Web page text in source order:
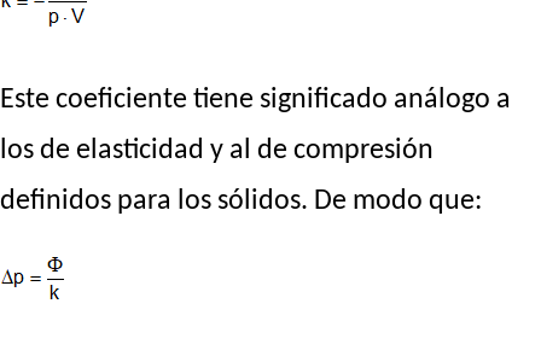
Este coeficiente tiene significado análogo a
los de elasticidad y al de compresión
definidos para los sólidos. De modo que: